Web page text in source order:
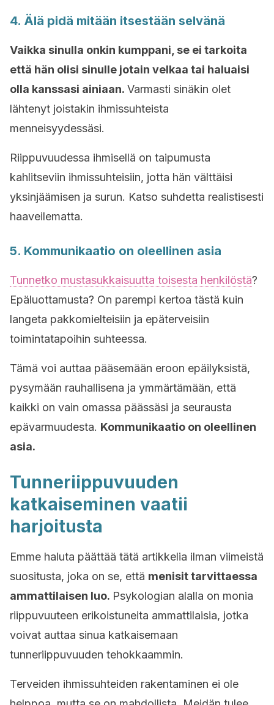
4. Älä pidä mitään itsestään selvänä
Vaikka sinulla onkin kumppani, se ei tarkoita
että hän olisi sinulle jotain velkaa tai haluaisi
olla kanssasi ainiaan. Varmasti sinäkin olet
lähtenyt joistakin ihmissuhteista
menneisyydessäsi.
Riippuvuudessa ihmisellä on taipumusta
kahlitseviin ihmissuhteisiin, jotta hän välttäisi
yksinjäämisen ja surun. Katso suhdetta realistisesti
haaveilematta.
5. Kommunikaatio on oleellinen asia
Tunnetko mustasukkaisuutta toisesta henkilöstä?
Epäluottamusta? On parempi kertoa tästä kuin
langeta pakkomielteisiin ja epäterveisiin
toimintatapoihin suhteessa.
Tämä voi auttaa pääsemään eroon epäilyksistä,
pysymään rauhallisena ja ymmärtämään, että
kaikki on vain omassa päässäsi ja seurausta
epävarmuudesta. Kommunikaatio on oleellinen
asia.
Tunneriippuvuuden
katkaiseminen vaatii
harjoitusta
Emme haluta päättää tätä artikkelia ilman viimeistä
suositusta, joka on se, että menisit tarvittaessa
ammattilaisen luo. Psykologian alalla on monia
riippuvuuteen erikoistuneita ammattilaisia, jotka
voivat auttaa sinua katkaisemaan
tunneriippuvuuden tehokkaammin.
Terveiden ihmissuhteiden rakentaminen ei ole